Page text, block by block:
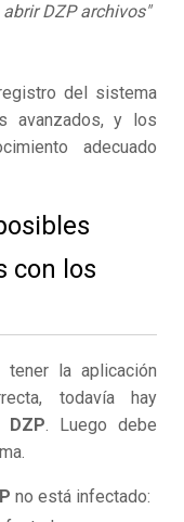
DZP archivos"
del sistema
avanzados, y los
adecuado
con los
la aplicación
todavía hay
. Luego debe
no está infectado: